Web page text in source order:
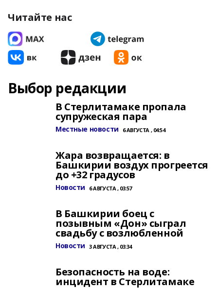
Читайте нас
Выбор редакции
В Стерлитамаке пропала
супружеская пара
Местные новости 6 АВГУСТА , 04:54
Жара возвращается: в
Башкирии воздух прогреется
до +32 градусов
Новости 6 АВГУСТА , 03:57
В Башкирии боец с
позывным «Дон» сыграл
свадьбу с возлюбленной
Новости 3 АВГУСТА , 03:34
Безопасность на воде:
инцидент в Стерлитамаке